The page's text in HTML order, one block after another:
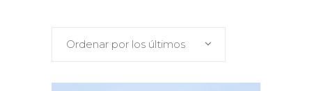
Ordenar por los últimos